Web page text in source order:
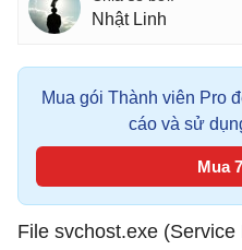
Nhật Linh
Mua gói Thành viên Pro
cáo và sử
Mua
File svchost.exe